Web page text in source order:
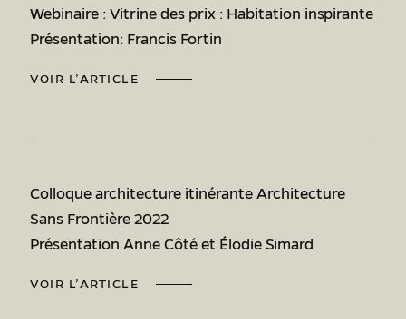
Webinaire : Vitrine des prix : Habitation inspirante
Présentation: Francis Fortin
VOIR L’ARTICLE
Colloque architecture itinérante Architecture
Sans Frontière 2022
Présentation Anne Côté et Élodie Simard
VOIR L’ARTICLE